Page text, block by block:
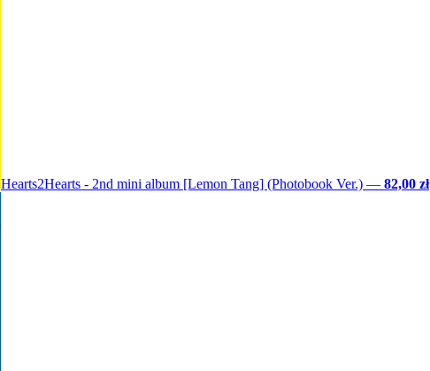
Hearts2Hearts - 2nd mini album [Lemon Tang] (Photobook Ver.) — 82,00 zł